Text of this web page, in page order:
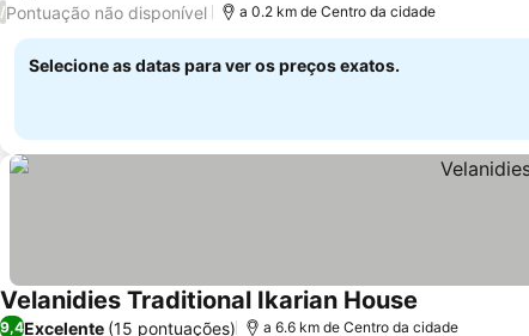
/Pontuação não disponível a 0.2 km de Centro da cidade
Selecione as datas para ver os preços exatos.
Velanidies Traditional Ikarian House
9,4Excelente (15 pontuações) a 6.6 km de Centro da cidade